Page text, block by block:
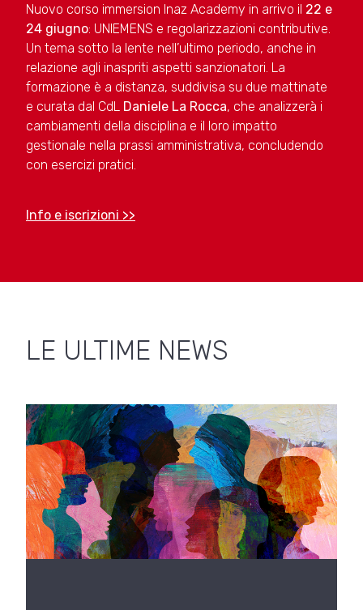
Nuovo corso immersion Inaz Academy in arrivo il 22 e
24 giugno: UNIEMENS e regolarizzazioni contributive.
Un tema sotto la lente nell’ultimo periodo, anche in
relazione agli inaspriti aspetti sanzionatori. La
formazione è a distanza, suddivisa su due mattinate
e curata dal CdL Daniele La Rocca, che analizzerà i
cambiamenti della disciplina e il loro impatto
gestionale nella prassi amministrativa, concludendo
con esercizi pratici.
Info e iscrizioni >>
LE ULTIME NEWS